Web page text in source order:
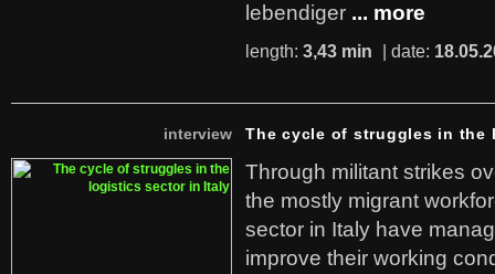
lebendiger ... more
length: 3,43 min | date:
interview The cycle of struggles in
Through militant strikes
the mostly migrant
sector in Italy have
improve their working